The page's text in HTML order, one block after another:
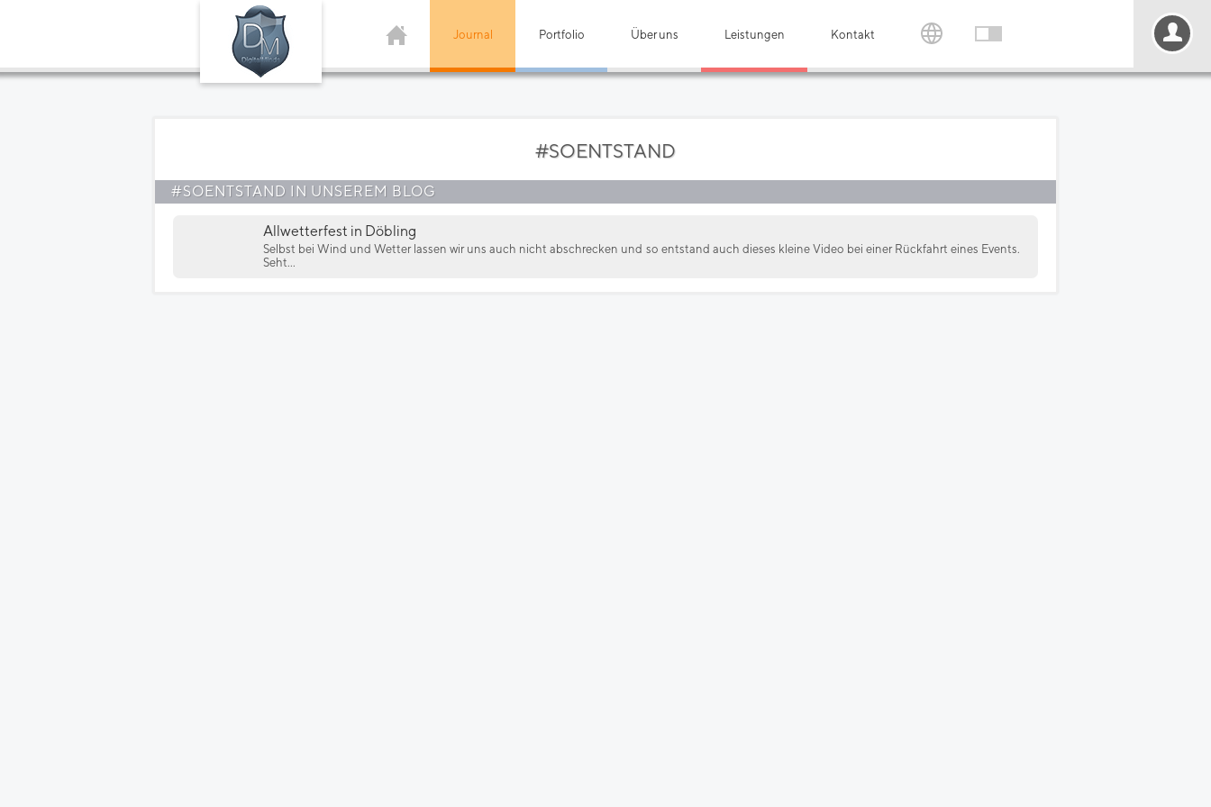
Journal Portfolio Über uns Leistungen Kontakt
#SOENTSTAND
#SOENTSTAND IN UNSEREM BLOG
Allwetterfest in Döbling
Selbst bei Wind und Wetter lassen wir uns auch nicht abschrecken und so entstand auch dieses kleine Video bei einer Rückfahrt eines Events.
Seht...